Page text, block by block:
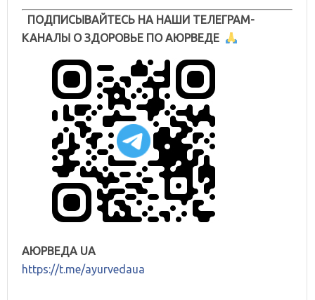
ПОДПИСЫВАЙТЕСЬ НА НАШИ ТЕЛЕГРАМ-
КАНАЛЫ О ЗДОРОВЬЕ ПО АЮРВЕДЕ
АЮРВЕДА UA
https://t.me/ayurvedaua